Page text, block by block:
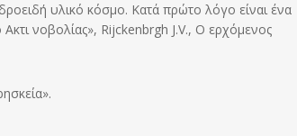
υλικό κόσμο. Κατά πρώτο λόγο είναι ένα
νοβολίας», Rijckenbrgh J.V., Ο ερχόμενος